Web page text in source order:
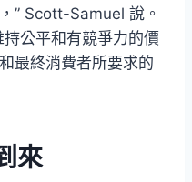
” Scott-Samuel 說。
公平和有競爭力的價
最終消費者所要求的
來